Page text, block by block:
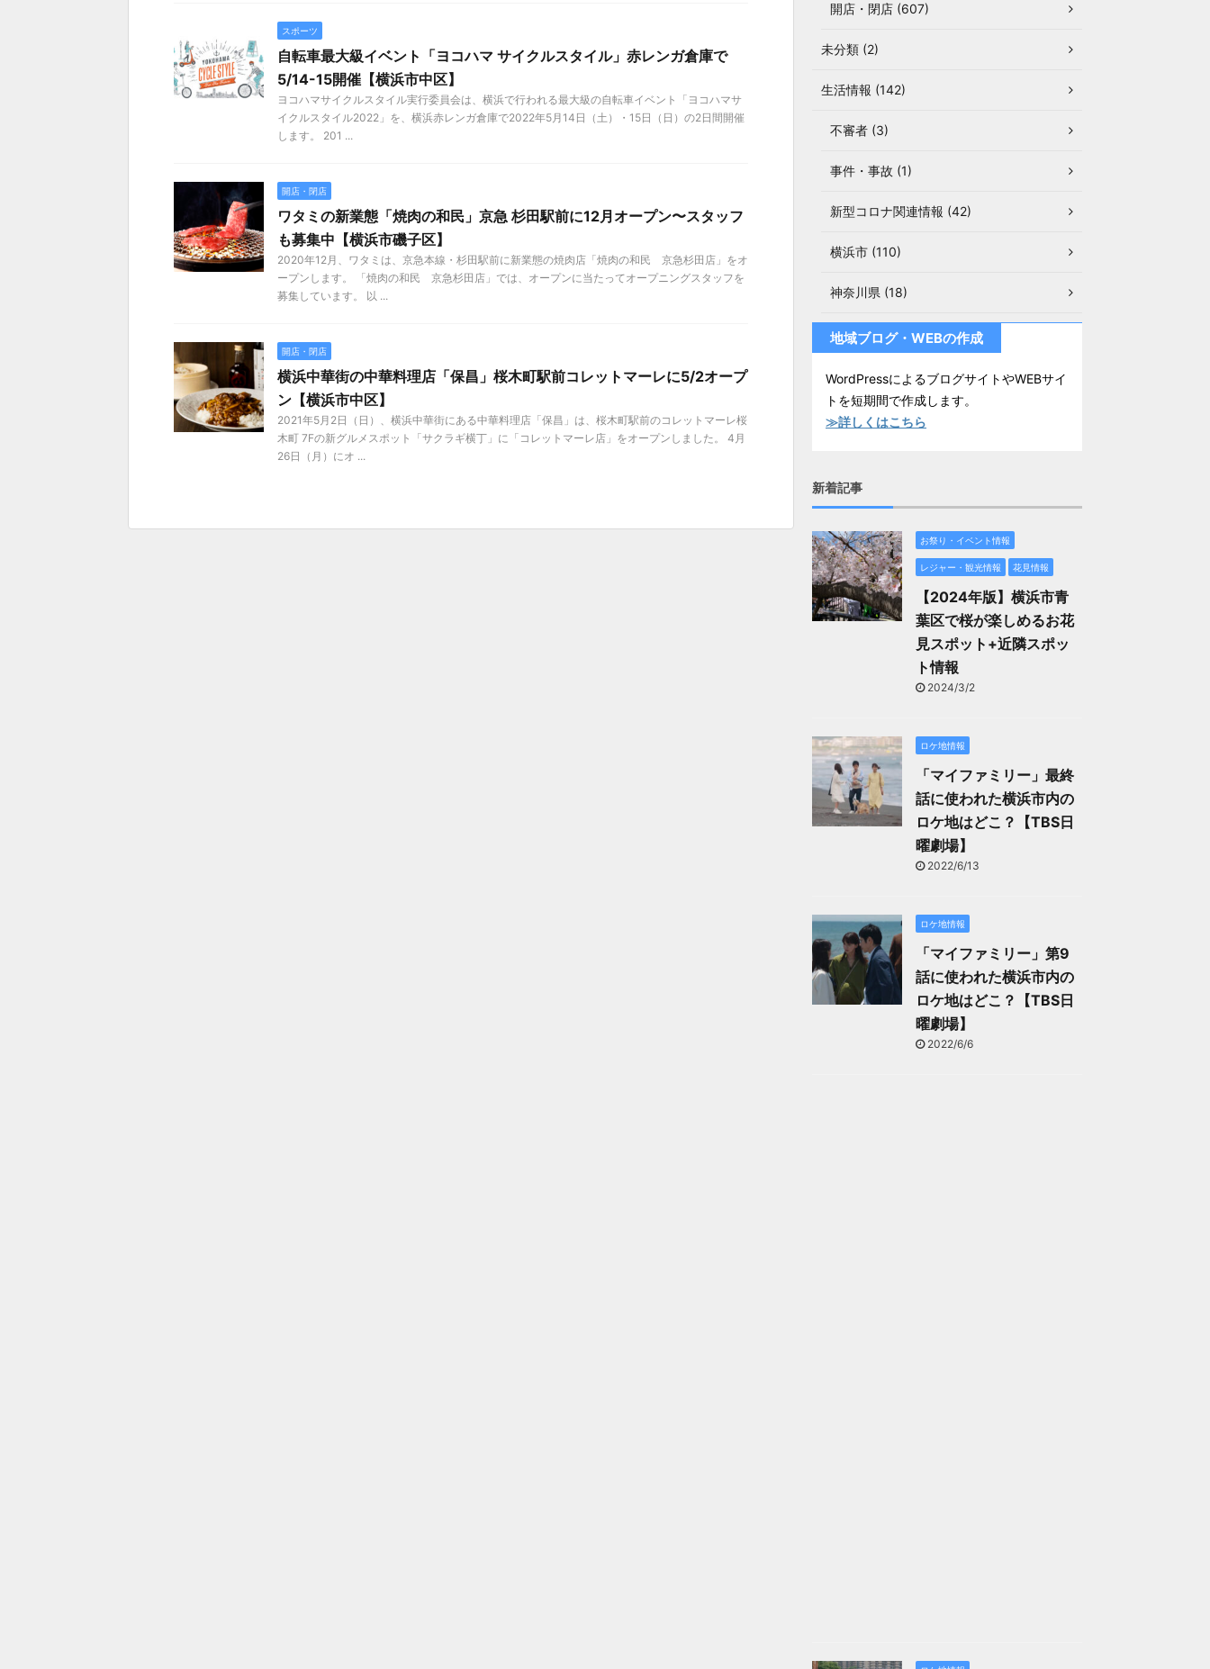
スポーツ
自転車最大級イベント「ヨコハマ サイクルスタイル」赤レンガ倉庫で
5/14-15開催【横浜市中区】
ヨコハマサイクルスタイル実行委員会は、横浜で行われる最大級の自転車イベント「ヨコハマサ
イクルスタイル2022」を、横浜赤レンガ倉庫で2022年5月14日（土）・15日（日）の2日間開催
します。 201 ...
開店・閉店
ワタミの新業態「焼肉の和民」京急 杉田駅前に12月オープン〜スタッフ
も募集中【横浜市磯子区】
2020年12月、ワタミは、京急本線・杉田駅前に新業態の焼肉店「焼肉の和民 京急杉田店」をオ
ープンします。 「焼肉の和民 京急杉田店」では、オープンに当たってオープニングスタッフを
募集しています。 以 ...
開店・閉店
横浜中華街の中華料理店「保昌」桜木町駅前コレットマーレに5/2オープ
ン【横浜市中区】
2021年5月2日（日）、横浜中華街にある中華料理店「保昌」は、桜木町駅前のコレットマーレ桜
木町 7Fの新グルメスポット「サクラギ横丁」に「コレットマーレ店」をオープンしました。 4月
26日（月）にオ ...
開店・閉店 (607)
未分類 (2)
生活情報 (142)
不審者 (3)
事件・事故 (1)
新型コロナ関連情報 (42)
横浜市 (110)
神奈川県 (18)
地域ブログ・WEBの作成
WordPressによるブログサイトやWEBサイ
トを短期間で作成します。
≫詳しくはこちら
新着記事
お祭り・イベント情報
レジャー・観光情報 花見情報
【2024年版】横浜市青
葉区で桜が楽しめるお花
見スポット+近隣スポッ
ト情報
2024/3/2
ロケ地情報
「マイファミリー」最終
話に使われた横浜市内の
ロケ地はどこ？【TBS日
曜劇場】
2022/6/13
ロケ地情報
「マイファミリー」第9
話に使われた横浜市内の
ロケ地はどこ？【TBS日
曜劇場】
2022/6/6